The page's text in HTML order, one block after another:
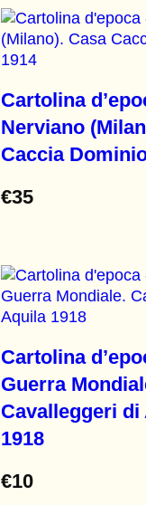
Cartolina
Nerviano
Caccia
€35
Cartolina
Guerra
Cavalleggeri di
1918
€10